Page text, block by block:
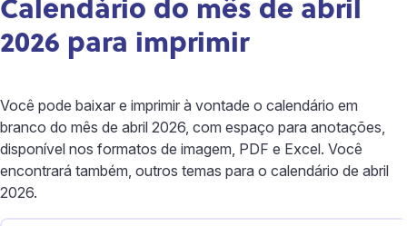
2026 para imprimir
Você pode baixar e imprimir à vontade o calendário em
branco do mês de abril 2026, com espaço para anotações,
disponível nos formatos de imagem, PDF e Excel. Você
encontrará também, outros temas para o calendário de abril
2026.